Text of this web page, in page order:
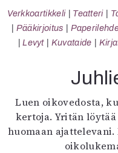
Verkkoartikkeli Teatteri
Pääkirjoitus
Levyt
Kuvataide
Luen oikovedosta,
kertoja. Yritän
huomaan